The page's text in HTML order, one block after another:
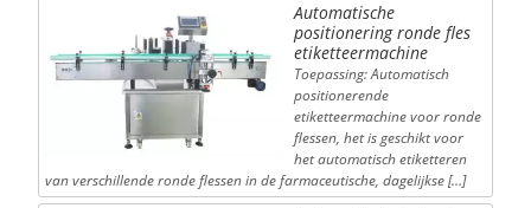
Automatische
positionering ronde fles
etiketteermachine
Toepassing: Automatisch
positionerende
etiketteermachine voor ronde
flessen, het is geschikt voor
het automatisch etiketteren
van verschillende ronde flessen in de farmaceutische, dagelijkse […]